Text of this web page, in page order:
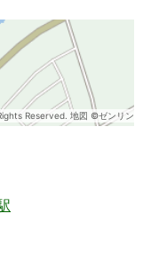
Reserved. 地図 ©ゼンリン